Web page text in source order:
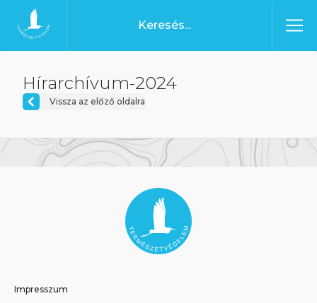
Ugrás a tartalomhoz
Főoldal
Hírarchívum-2024
Vissza az előző oldalra
Impresszum